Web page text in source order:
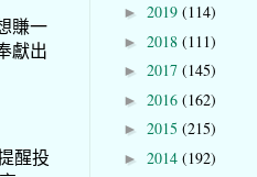
賺一
獻出
醒投
► 2019 (114)
► 2018 (111)
► 2017 (145)
► 2016 (162)
► 2015 (215)
► 2014 (192)